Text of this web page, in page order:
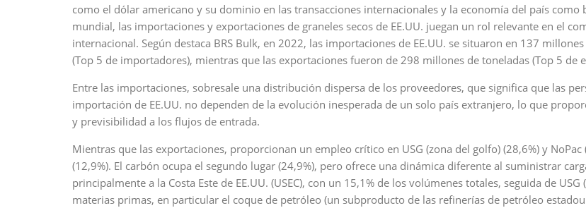
como el dólar americano y su dominio en las transacciones internacionales y la economía del país como
mundial, las importaciones y exportaciones de graneles secos de EE.UU. juegan un rol relevante en el
internacional. Según destaca BRS Bulk, en 2022, las importaciones de EE.UU. se situaron en 137
(Top 5 de importadores), mientras que las exportaciones fueron de 298 millones de toneladas (Top 5 de
Entre las importaciones, sobresale una distribución dispersa de los proveedores, que significa que las
importación de EE.UU. no dependen de la evolución inesperada de un solo país extranjero, lo que
y previsibilidad a los flujos de entrada.
Mientras que las exportaciones, proporcionan un empleo crítico en USG (zona del golfo) (28,6%) y NoPac
(12,9%). El carbón ocupa el segundo lugar (24,9%), pero ofrece una dinámica diferente al suministrar
principalmente a la Costa Este de EE.UU. (USEC), con un 15,1% de los volúmenes totales, seguida de USG
materias primas, en particular el coque de petróleo (un subproducto de las refinerías de petróleo